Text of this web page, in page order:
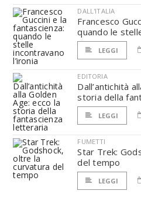
DALL'ITALIA
Francesco
quando le
LEGGI
EDITORIA
Dall’antichità
storia della
LEGGI
FUMETTI
Star Trek:
del tempo
LEGGI